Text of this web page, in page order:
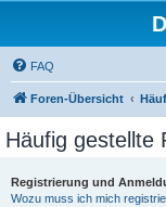
FAQ
Foren-Übersicht
Häufig gestellte
Registrierung und
Wozu muss ich mich